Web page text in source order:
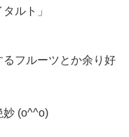
ルト」
フルーツとか余り好
妙 (o^^o)